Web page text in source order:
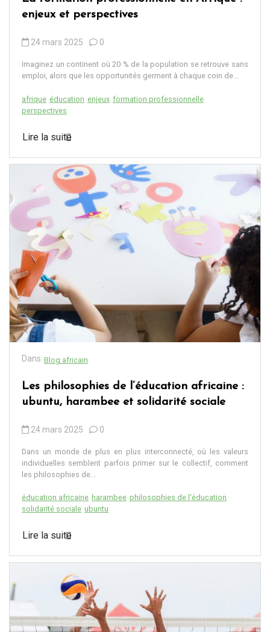
enjeux et perspectives
24 mars 2025 0
Imaginez un continent où 20 % de la population se retrouve sans
emploi, alors que les opportunités germent à chaque coin de...
afrique éducation enjeux formation professionnelle
perspectives
Lire la suite
Dans Blog africain
Les philosophies de l’éducation africaine :
ubuntu, harambee et solidarité sociale
24 mars 2025 0
Dans un monde de plus en plus interconnecté, où les valeurs
individuelles semblent parfois primer sur le collectif, comment
les philosophies de...
éducation africaine harambee philosophies de l'éducation
solidarité sociale ubuntu
Lire la suite